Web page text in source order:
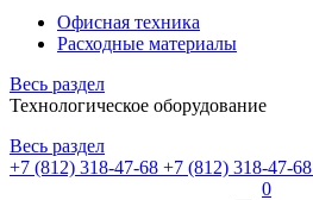
Офисная техника
Расходные материалы
Весь раздел
Технологическое оборудование
Весь раздел
+7 (812) 318-47-68 +7 (812) 318-47-68
0